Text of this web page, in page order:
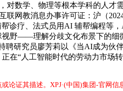
数学、物理等根本学科的人才
网教消息办事许可证：沪（
疗、法式员用AI 辅帮编程等
视野——理解分歧文化布景下的
研究员廖芳莉以《当AI成为伙
在“人工智能时代的劳动力市场
证其描述。XPJ·(中国)集团-官网信